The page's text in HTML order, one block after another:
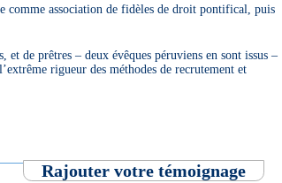
comme association de fidèles de droit pontifical, puis
de prêtres – deux évêques péruviens en sont issus –
rigueur des méthodes de recrutement et
Rajouter votre témoignage